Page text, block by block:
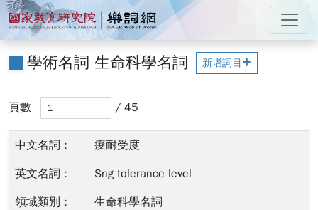
跳到主要內容
:::
國家教育研究院 樂詞網
學術名詞 生命科學名詞 新增詞目
輸入頁碼後，當您離開此輸入框（例如按 Tab 鍵或點擊其他
頁數 頁數 / 45
搜尋結果已更新
痠耐受度
Sng tolerance level
生命科學名詞